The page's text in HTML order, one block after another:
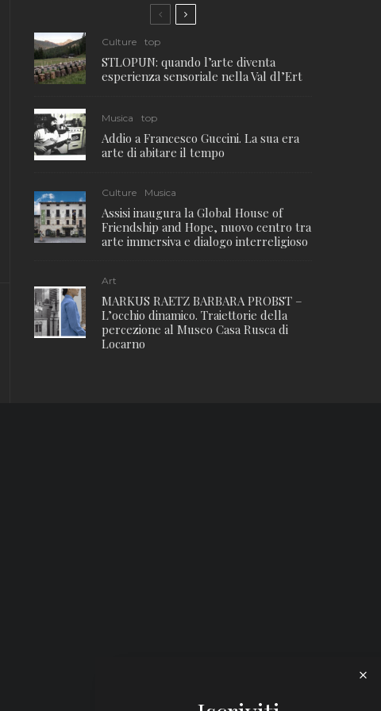
Culture top
STLOPUN: quando l’arte diventa
esperienza sensoriale nella Val dl’Ert
Musica top
Addio a Francesco Guccini. La sua era
arte di abitare il tempo
Culture Musica
Assisi inaugura la Global House of
Friendship and Hope, nuovo centro tra
arte immersiva e dialogo interreligioso
Art
MARKUS RAETZ BARBARA PROBST –
L’occhio dinamico. Traiettorie della
percezione al Museo Casa Rusca di
Locarno